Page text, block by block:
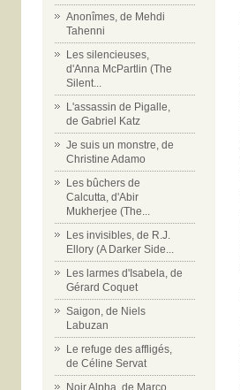
Anonîmes, de Mehdi
Tahenni
Les silencieuses,
d'Anna McPartlin (The
Silent...
L'assassin de Pigalle,
de Gabriel Katz
Je suis un monstre, de
Christine Adamo
Les bûchers de
Calcutta, d'Abir
Mukherjee (The...
Les invisibles, de R.J.
Ellory (A Darker Side...
Les larmes d'Isabela, de
Gérard Coquet
Saigon, de Niels
Labuzan
Le refuge des affligés,
de Céline Servat
Noir Alpha, de Marco